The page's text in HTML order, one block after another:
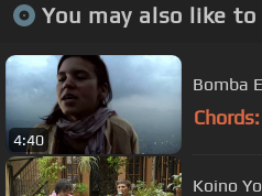
You may also like to
4:40
Bomba
Chords:
Koino